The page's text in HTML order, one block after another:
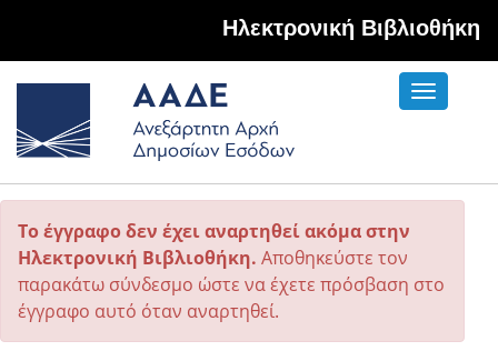
Hλεκτρονική Βιβλιοθήκη
Toggle
Το έγγραφο δεν έχει αναρτηθεί ακόμα στην
Ηλεκτρονική Βιβλιοθήκη. Αποθηκεύστε τον
παρακάτω σύνδεσμο ώστε να έχετε πρόσβαση στο
έγγραφο αυτό όταν αναρτηθεί.